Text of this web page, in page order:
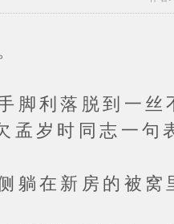
落脱到一丝不
孟岁时同志一句
新房的被窝里